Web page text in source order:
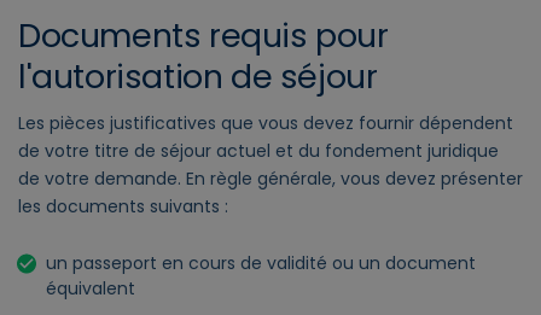
Documents requis pour
l'autorisation de séjour
Les pièces justificatives que vous devez fournir dépendent
de votre titre de séjour actuel et du fondement juridique
de votre demande. En règle générale, vous devez présenter
les documents suivants :
un passeport en cours de validité ou un document
équivalent